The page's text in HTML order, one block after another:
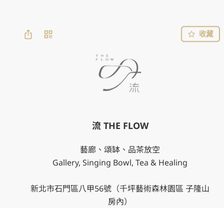
流 THE FLOW
藝廊、頌缽、品茶放空
Gallery, Singing Bowl, Tea & Healing
新北市石門區八甲56號（千坪藝術森林園區 子隆山
房內）
收藏